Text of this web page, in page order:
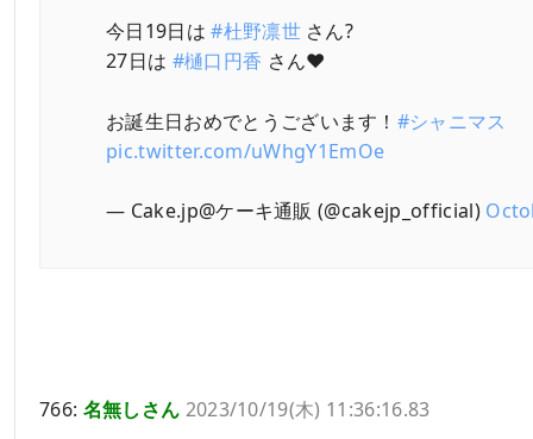
今日19日は#杜野凛世さん?
27日は #樋口円香 さん❤️
お誕生日おめでとうございます！ #シャニマス
pic.twitter.com/uWhgY1EmOe
— Cake.jp@ケーキ通販 (@cakejp_official)
766: 名無しさん 2023/10/19(木) 11:36:16.83